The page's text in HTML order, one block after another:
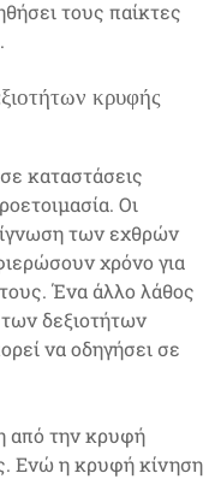
τους παίκτες
κρυφής
καταστάσεις
Οι
των εχθρών
χρόνο για
Ένα άλλο λάθος
δεξιοτήτων
να οδηγήσει σε
από την κρυφή
Ενώ η κρυφή κίνηση